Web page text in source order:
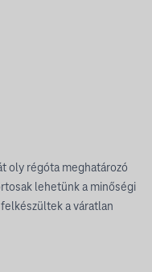
oly régóta meghatározó
lehetünk a minőségi
a váratlan